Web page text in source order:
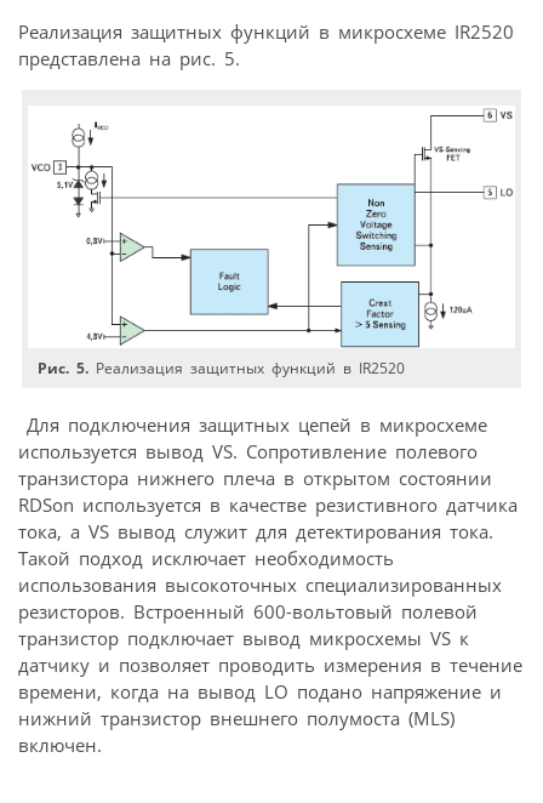
Реализация защитных функций в микросхеме IR2520
представлена на рис. 5.
Рис. 5. Реализация защитных функций в IR2520
Для подключения защитных цепей в микросхеме
используется вывод VS. Сопротивление полевого
транзистора нижнего плеча в открытом состоянии
RDSon используется в качестве резистивного датчика
тока, а VS вывод служит для детектирования тока.
Такой подход исключает необходимость
использования высокоточных специализированных
резисторов. Встроенный 600-вольтовый полевой
транзистор подключает вывод микросхемы VS к
датчику и позволяет проводить измерения в течение
времени, когда на вывод LO подано напряжение и
нижний транзистор внешнего полумоста (MLS)
включен.